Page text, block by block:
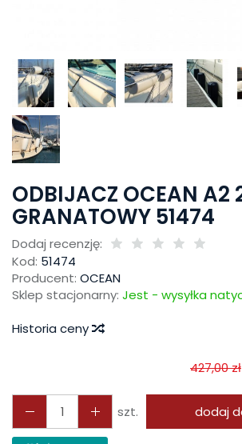
ODBIJACZ OCEAN A2
GRANATOWY 51474
Dodaj recenzję:
Kod: 51474
Producent: OCEAN
Sklep stacjonarny: Jest - wysyłka
Historia ceny
427,00 zł
szt. dodaj